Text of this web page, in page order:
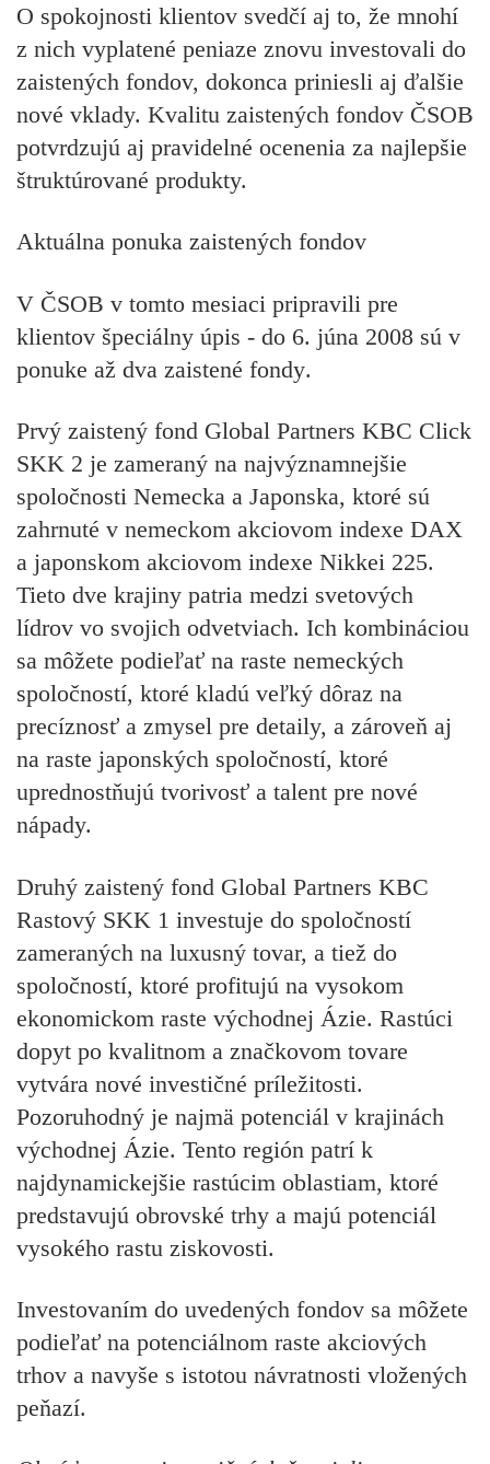
O spokojnosti klientov svedčí aj to, že mnohí
z nich vyplatené peniaze znovu investovali do
zaistených fondov, dokonca priniesli aj ďalšie
nové vklady. Kvalitu zaistených fondov ČSOB
potvrdzujú aj pravidelné ocenenia za najlepšie
štruktúrované produkty.
Aktuálna ponuka zaistených fondov
V ČSOB v tomto mesiaci pripravili pre
klientov špeciálny úpis - do 6. júna 2008 sú v
ponuke až dva zaistené fondy.
Prvý zaistený fond Global Partners KBC Click
SKK 2 je zameraný na najvýznamnejšie
spoločnosti Nemecka a Japonska, ktoré sú
zahrnuté v nemeckom akciovom indexe DAX
a japonskom akciovom indexe Nikkei 225.
Tieto dve krajiny patria medzi svetových
lídrov vo svojich odvetviach. Ich kombináciou
sa môžete podieľať na raste nemeckých
spoločností, ktoré kladú veľký dôraz na
precíznosť a zmysel pre detaily, a zároveň aj
na raste japonských spoločností, ktoré
uprednostňujú tvorivosť a talent pre nové
nápady.
Druhý zaistený fond Global Partners KBC
Rastový SKK 1 investuje do spoločností
zameraných na luxusný tovar, a tiež do
spoločností, ktoré profitujú na vysokom
ekonomickom raste východnej Ázie. Rastúci
dopyt po kvalitnom a značkovom tovare
vytvára nové investičné príležitosti.
Pozoruhodný je najmä potenciál v krajinách
východnej Ázie. Tento región patrí k
najdynamickejšie rastúcim oblastiam, ktoré
predstavujú obrovské trhy a majú potenciál
vysokého rastu ziskovosti.
Investovaním do uvedených fondov sa môžete
podieľať na potenciálnom raste akciových
trhov a navyše s istotou návratnosti vložených
peňazí.